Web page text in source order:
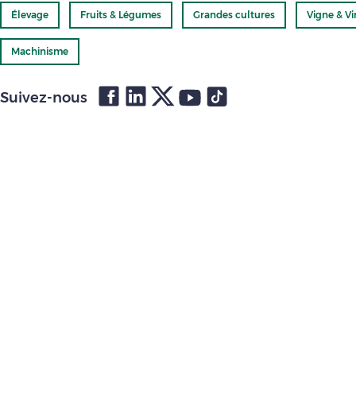
Élevage Fruits & Légumes Grandes cultures Vigne &
Machinisme
Suivez-nous